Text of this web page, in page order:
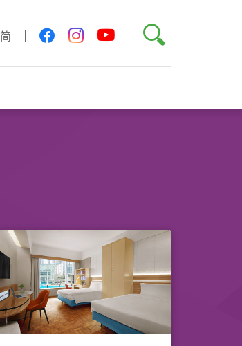
简 facebookinstagram
youtube
搜尋